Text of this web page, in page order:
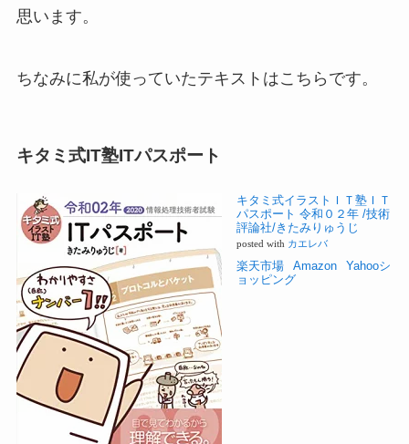
思います。
ちなみに私が使っていたテキストはこちらです。
キタミ式IT塾ITパスポート
キタミ式イラストＩＴ塾ＩＴ
パスポート 令和０２年 /技術
評論社/きたみりゅうじ
posted with カエレバ
楽天市場 Amazon
Yahooシ
ョッピング